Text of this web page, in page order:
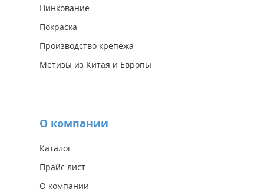
Цинкование
Покраска
Производство крепежа
Метизы из Китая и Европы
О компании
Каталог
Прайс лист
О компании